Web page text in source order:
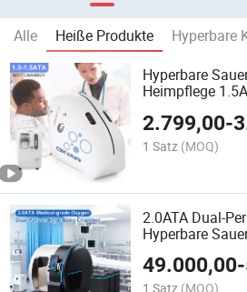
Alle Heiße Produkte Hyperbare
Hyperbare
Heimpflege
2.799,00-
1 Satz (MOQ)
2.0ATA Dual-
Hyperbare
49.000,00-
1 Satz (MOQ)